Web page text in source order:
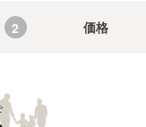
2 価格